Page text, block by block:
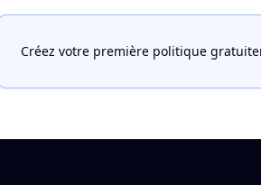
Créez votre première politique